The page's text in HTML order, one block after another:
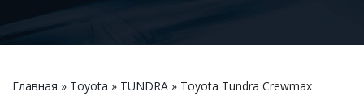
Главная » Toyota » TUNDRA » Toyota Tundra Crewmax